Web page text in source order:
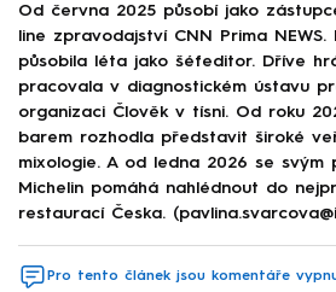
Od června 2025 působí jako
line zpravodajství CNN Prima NEWS.
působila léta jako šéfeditor. Dříve
pracovala v diagnostickém ústavu
organizaci Člověk v tísni. Od roku
barem rozhodla představit široké
mixologie. A od ledna 2026 se svým
Michelin pomáhá nahlédnout do
restaurací Česka.
Pro tento článek jsou komentáře